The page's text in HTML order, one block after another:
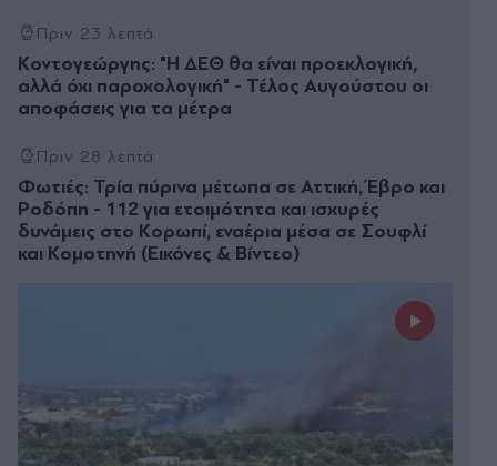
Πριν 23 λεπτά
Κοντογεώργης: "Η ΔΕΘ θα είναι προεκλογική,
αλλά όχι παροχολογική" - Τέλος Αυγούστου οι
αποφάσεις για τα μέτρα
Πριν 28 λεπτά
Φωτιές: Τρία πύρινα μέτωπα σε Αττική, Έβρο και
Ροδόπη - 112 για ετοιμότητα και ισχυρές
δυνάμεις στο Κορωπί, εναέρια μέσα σε Σουφλί
και Κομοτηνή (Εικόνες & Βίντεο)